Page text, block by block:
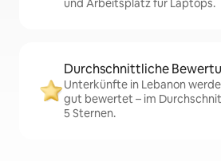
und Arbeitsplatz für Laptops.
Durchschnittliche
Unterkünfte in Lebanon
gut bewertet – im
5 Sternen.